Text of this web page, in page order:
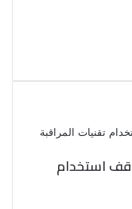
استخدام